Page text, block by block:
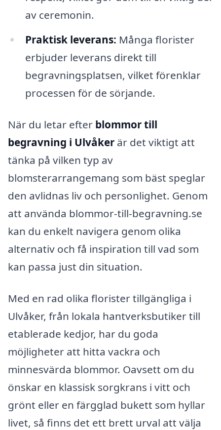
av ceremonin.
Praktisk leverans: Många florister
erbjuder leverans direkt till
begravningsplatsen, vilket förenklar
processen för de sörjande.
När du letar efter blommor till
begravning i Ulvåker är det viktigt att
tänka på vilken typ av
blomsterarrangemang som bäst speglar
den avlidnas liv och personlighet. Genom
att använda blommor-till-begravning.se
kan du enkelt navigera genom olika
alternativ och få inspiration till vad som
kan passa just din situation.
Med en rad olika florister tillgängliga i
Ulvåker, från lokala hantverksbutiker till
etablerade kedjor, har du goda
möjligheter att hitta vackra och
minnesvärda blommor. Oavsett om du
önskar en klassisk sorgkrans i vitt och
grönt eller en färgglad bukett som hyllar
livet, så finns det ett brett urval att välja